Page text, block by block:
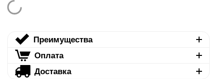
Преимущества
Оплата
Доставка